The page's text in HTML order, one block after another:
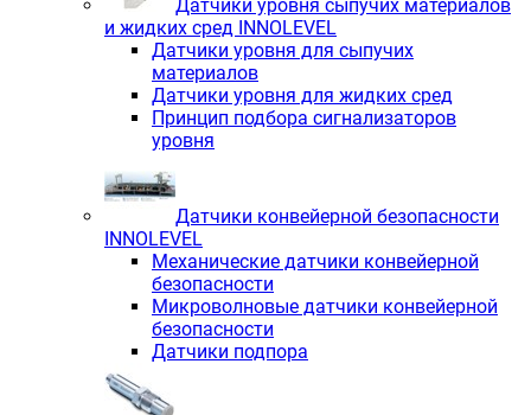
Датчики уровня сыпучих материалов
и жидких сред INNOLEVEL
Датчики уровня для сыпучих
материалов
Датчики уровня для жидких сред
Принцип подбора сигнализаторов
уровня
Датчики конвейерной безопасности
INNOLEVEL
Механические датчики конвейерной
безопасности
Микроволновые датчики конвейерной
безопасности
Датчики подпора